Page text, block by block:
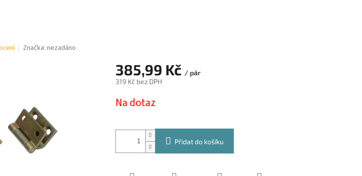
Značka: nezadáno
385,99 Kč / pár
319 Kč bez DPH
cena:
Na dotaz
Přidat do košíku